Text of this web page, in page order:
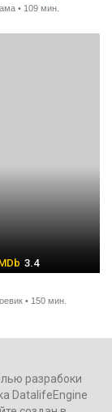
• 109 мин.
3.4
• 150 мин.
разрабоки
DatalifeEngine